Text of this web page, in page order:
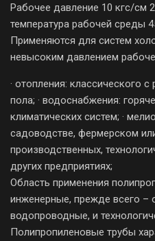
Рабочее давление 10 кгс/см
температура рабочей среды
Применяются для систем
невысоким давлением
· отопления: классического
пола; · водоснабжения:
климатических систем; ·
садоводстве, фермерском
производственных,
других предприятиях;
Область применения
инженерные, прежде всего –
водопроводные, и
Полипропиленовые трубы